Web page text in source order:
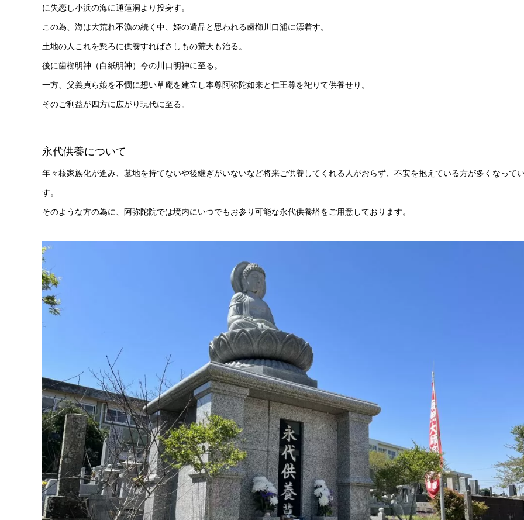
に失恋し小浜の海に通蓮洞より投身す。
この為、海は大荒れ不漁の続く中、姫の遺品と思われる歯櫛川口浦に漂着す。
土地の人これを懇ろに供養すればさしもの荒天も治る。
後に歯櫛明神（白紙明神）今の川口明神に至る。
一方、父義貞ら娘を不憫に想い草庵を建立し本尊阿弥陀如来と仁王尊を祀りて供養せり。
そのご利益が四方に広がり現代に至る。
永代供養について
年々核家族化が進み、墓地を持てないや後継ぎがいないなど将来ご供養してくれる人がおらず、不安を抱えている方が多くなって
す。
そのような方の為に、阿弥陀院では境内にいつでもお参り可能な永代供養塔をご用意しております。